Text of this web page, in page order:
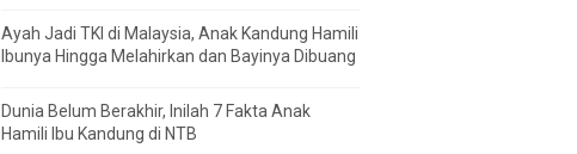
Ayah Jadi TKI di Malaysia, Anak Kandung Hamili
Ibunya Hingga Melahirkan dan Bayinya Dibuang
Dunia Belum Berakhir, Inilah 7 Fakta Anak
Hamili Ibu Kandung di NTB